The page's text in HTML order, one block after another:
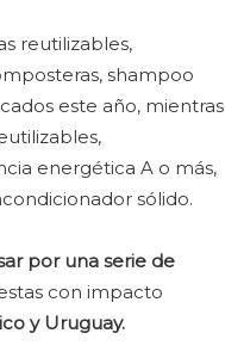
reutilizables,
shampoo
este año, mientras
energética A o más,
sólido.
por una serie de
con impacto
y Uruguay.